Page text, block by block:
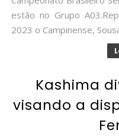
estão no Grupo
2023 o Campinense,
Kashima
visando a